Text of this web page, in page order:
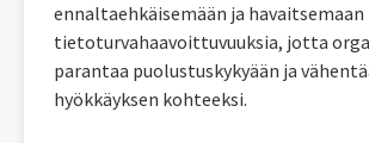
ennaltaehkäisemään ja havaitsemaan
tietoturvahaavoittuvuuksia, jotta
parantaa puolustuskykyään ja
hyökkäyksen kohteeksi.